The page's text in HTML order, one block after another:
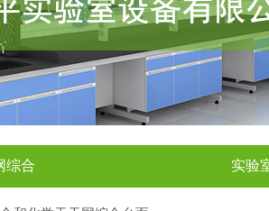
综合 实验